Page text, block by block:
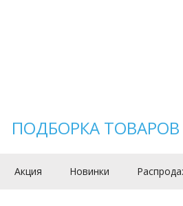
ПОДБОРКА ТОВАРОВ
Акция Новинки